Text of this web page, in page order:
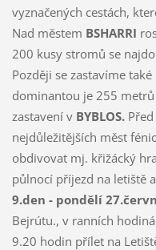
vyznačených cestách,
Nad městem BSHARRI
200 kusy stromů se
Později se zastavíme
dominantou je 255
zastavení v BYBLOS.Před
nejdůležitějších měst
obdivovat mj. křižácký
půlnocí příjezd na letiště
9.den - pondělí
Bejrútu., v ranních
9.20 hodin přílet na